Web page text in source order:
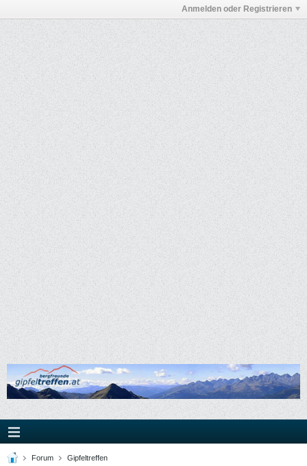
Anmelden oder Registrieren
Forum
Gipfeltreffen